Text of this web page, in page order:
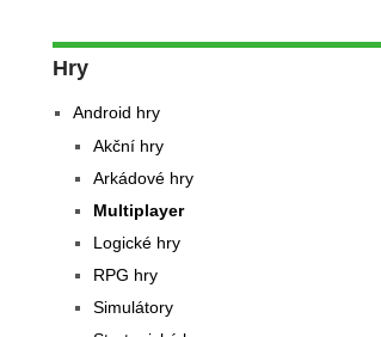
Hry
Android hry
Akční hry
Arkádové hry
Multiplayer
Logické hry
RPG hry
Simulátory